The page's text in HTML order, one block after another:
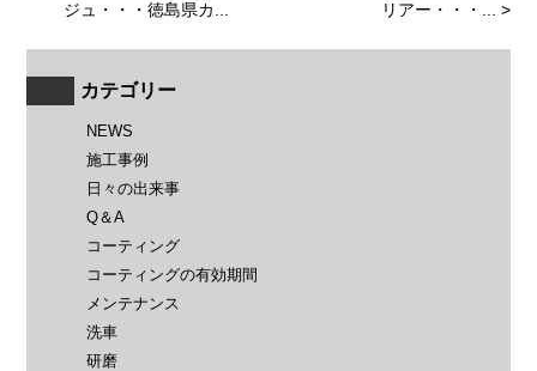
ジュ・・・徳島県カ...
リアー・・・... >
カテゴリー
NEWS
施工事例
日々の出来事
Q＆A
コーティング
コーティングの有効期間
メンテナンス
洗車
研磨